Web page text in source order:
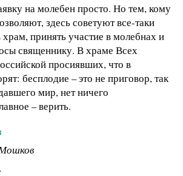
на молебен просто. Но тем, кому
здесь советуют все-таки
принять участие в молебнах и
священнику. В храме Всех
просиявших, что в
бесплодие – это не приговор, так
мир, нет ничего
– верить.